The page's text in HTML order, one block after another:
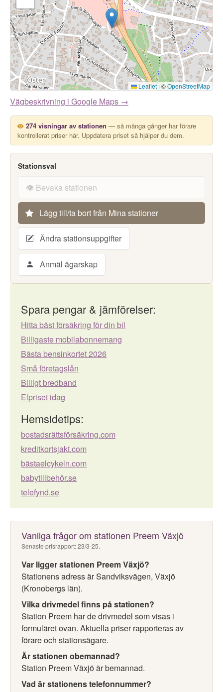
Leaflet | ©OpenStreetMap
Vägbeskrivning i Google Maps →
274 visningar av stationen — så många gånger har förare
kontrollerat priser här. Uppdatera priset så hjälper du dem.
Stationsval
👁️ Bevaka stationen
Lägg till/ta bort från Mina stationer
Ändra stationsuppgifter
Anmäl ägarskap
Spara pengar & jämförelser:
Hitta bäst försäkring för din bil
Billigaste mobilabonnemang
Bästa bensinkortet 2026
Små företagslån
Billigt bredband
Elpriset idag
Hemsidetips:
bostadsrättsförsäkring.com
kreditkortsjakt.com
bästaelcykeln.com
babytillbehör.se
telefynd.se
Vanliga frågor om stationen Preem Växjö
Senaste prisrapport: 23/3-25.
Var ligger stationen Preem Växjö?
Stationens adress är Sandviksvägen, Växjö
(Kronobergs län).
Vilka drivmedel finns på stationen?
Station Preem har de drivmedel som visas i
formuläret ovan. Aktuella priser rapporteras av
förare och stationsägare.
Är stationen obemannad?
Station Preem Växjö är bemannad.
Vad är stationens telefonnummer?